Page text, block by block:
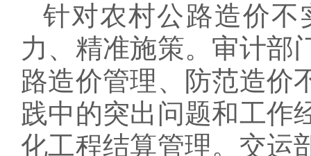
针对农村公路造价
力、精准施策。审计部
路造价管理、防范造价
践中的突出问题和工作
化工程结算管理。交运